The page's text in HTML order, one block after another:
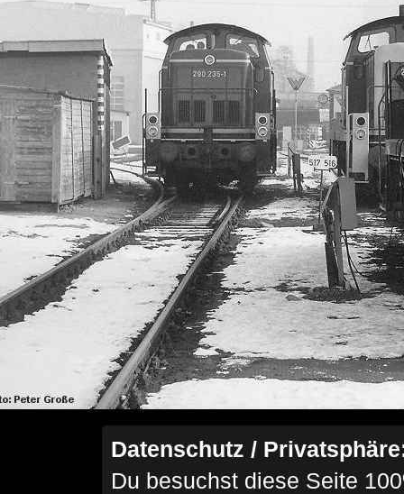
Datenschutz /
Du besuchst diese Seite